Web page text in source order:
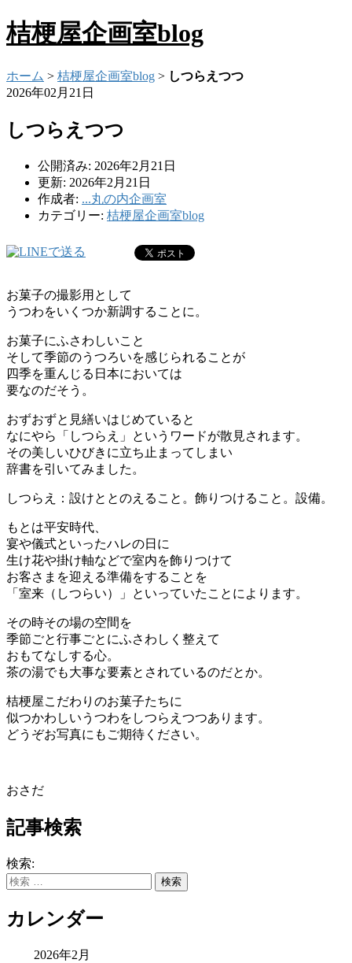
桔梗屋企画室blog
ホーム > 桔梗屋企画室blog > しつらえつつ
2026年02月21日
しつらえつつ
公開済み: 2026年2月21日
更新: 2026年2月21日
作成者: ...丸の内企画室
カテゴリー: 桔梗屋企画室blog
お菓子の撮影用として
うつわをいくつか新調することに。
お菓子にふさわしいこと
そして季節のうつろいを感じられることが
四季を重んじる日本においては
要なのだそう。
おずおずと見繕いはじめていると
なにやら「しつらえ」というワードが散見されます。
その美しいひびきに立ち止まってしまい
辞書を引いてみました。
しつらえ：設けととのえること。飾りつけること。設備。
もとは平安時代、
宴や儀式といったハレの日に
生け花や掛け軸などで室内を飾りつけて
お客さまを迎える準備をすることを
「室来（しつらい）」といっていたことによります。
その時その場の空間を
季節ごと行事ごとにふさわしく整えて
おもてなしする心。
茶の湯でも大事な要素とされているのだとか。
桔梗屋こだわりのお菓子たちに
似つかわしいうつわをしつらえつつあります。
どうぞお写真にもご期待ください。
おさだ
記事検索
検索:
カレンダー
2026年2月